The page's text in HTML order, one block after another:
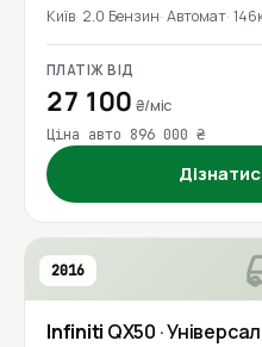
Київ 2.0 Бензин Автомат
ПЛАТІЖ ВІД
27 100 ₴/міс
Ціна авто 896 000 ₴
2016
Infiniti QX50 · Універсал